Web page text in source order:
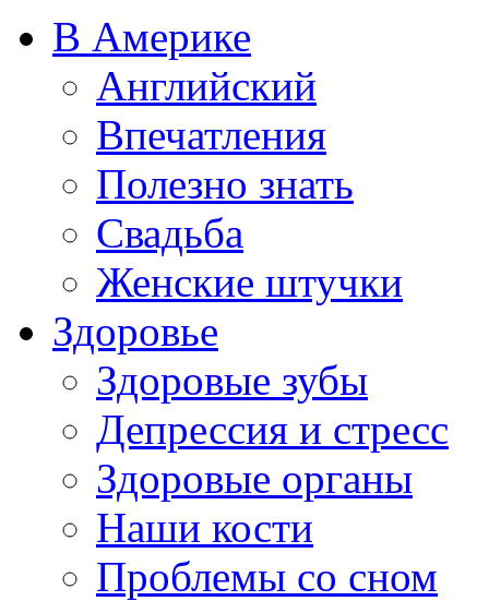
В Америке
Английский
Впечатления
Полезно знать
Свадьба
Женские штучки
Здоровье
Здоровые зубы
Депрессия и стресс
Здоровые органы
Наши кости
Проблемы со сном